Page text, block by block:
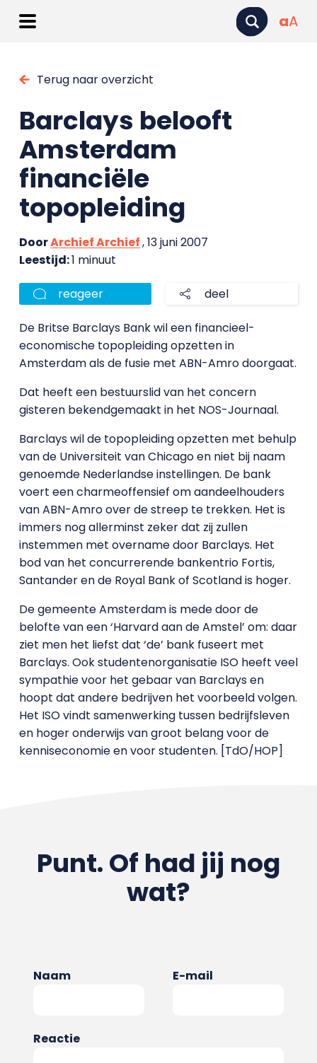
aA
Terug naar overzicht
Barclays belooft
Amsterdam
financiële
topopleiding
DoorArchief Archief, 13 juni 2007
Leestijd:1 minuut
reageer deel
De Britse Barclays Bank wil een financieel-
economische topopleiding opzetten in
Amsterdam als de fusie met ABN-Amro doorgaat.
Dat heeft een bestuurslid van het concern
gisteren bekendgemaakt in het NOS-Journaal.
Barclays wil de topopleiding opzetten met behulp
van de Universiteit van Chicago en niet bij naam
genoemde Nederlandse instellingen. De bank
voert een charmeoffensief om aandeelhouders
van ABN-Amro over de streep te trekken. Het is
immers nog allerminst zeker dat zij zullen
instemmen met overname door Barclays. Het
bod van het concurrerende bankentrio Fortis,
Santander en de Royal Bank of Scotland is hoger.
De gemeente Amsterdam is mede door de
belofte van een ‘Harvard aan de Amstel’ om: daar
ziet men het liefst dat ‘de’ bank fuseert met
Barclays. Ook studentenorganisatie ISO heeft veel
sympathie voor het gebaar van Barclays en
hoopt dat andere bedrijven het voorbeeld volgen.
Het ISO vindt samenwerking tussen bedrijfsleven
en hoger onderwijs van groot belang voor de
kenniseconomie en voor studenten. [TdO/HOP]
Punt. Of had jij nog
wat?
Naam E-mail
Reactie